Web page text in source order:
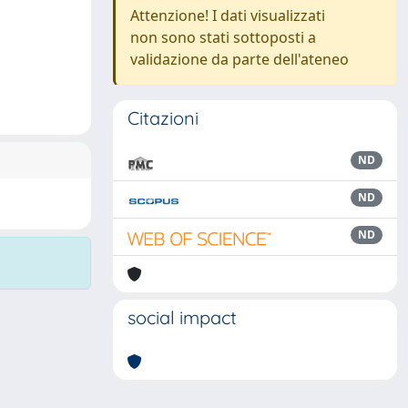
Attenzione! I dati visualizzati
non sono stati sottoposti a
validazione da parte dell'ateneo
Citazioni
ND
ND
ND
social impact